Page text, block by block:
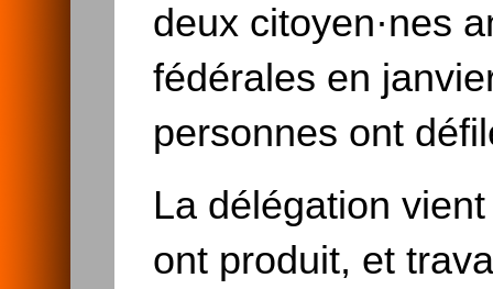
deux citoyen·nes
fédérales en
personnes ont
La délégation
ont produit, et